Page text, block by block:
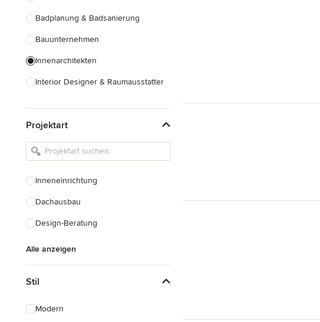
Badplanung & Badsanierung
Bauunternehmen
Innenarchitekten
Interior Designer & Raumausstatter
Landschaftsarchitekten
Armaturen & Sanitärbedarf
Einbauschränke
Projektart
Inneneinrichtung
Dachausbau
Design-Beratung
Alle anzeigen
Stil
Modern